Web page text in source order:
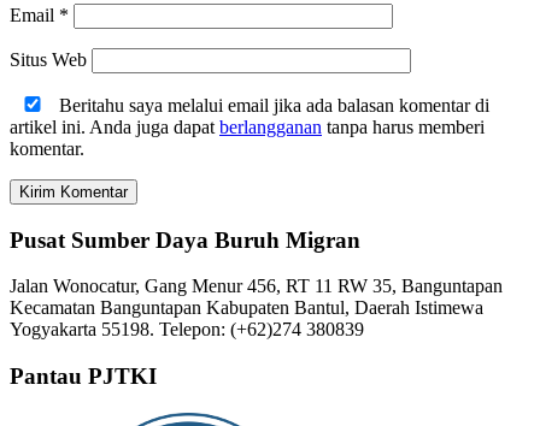
Email *
Situs Web
Beritahu saya melalui email jika ada balasan komentar di
artikel ini. Anda juga dapat berlangganan tanpa harus memberi
komentar.
Pusat Sumber Daya Buruh Migran
Jalan Wonocatur, Gang Menur 456, RT 11 RW 35, Banguntapan
Kecamatan Banguntapan Kabupaten Bantul, Daerah Istimewa
Yogyakarta 55198. Telepon: (+62)274 380839
Pantau PJTKI